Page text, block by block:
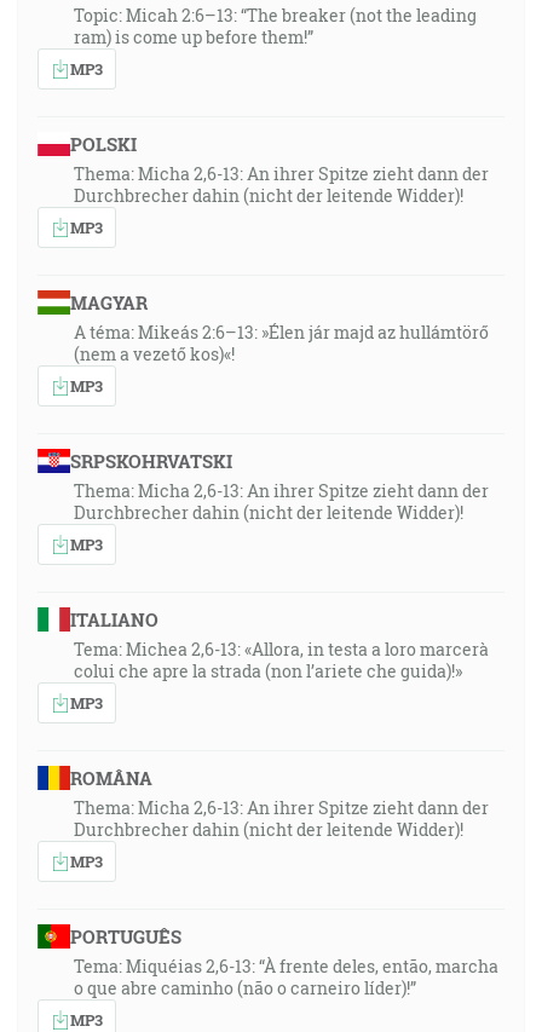
Topic: Micah 2:6–13: “The breaker (not the leading
ram) is come up before them!”
MP3
POLSKI
Thema: Micha 2,6-13: An ihrer Spitze zieht dann der
Durchbrecher dahin (nicht der leitende Widder)!
MP3
MAGYAR
A téma: Mikeás 2:6–13: »Élen jár majd az hullámtörő
(nem a vezető kos)«!
MP3
SRPSKOHRVATSKI
Thema: Micha 2,6-13: An ihrer Spitze zieht dann der
Durchbrecher dahin (nicht der leitende Widder)!
MP3
ITALIANO
Tema: Michea 2,6-13: «Allora, in testa a loro marcerà
colui che apre la strada (non l’ariete che guida)!»
MP3
ROMÂNA
Thema: Micha 2,6-13: An ihrer Spitze zieht dann der
Durchbrecher dahin (nicht der leitende Widder)!
MP3
PORTUGUÊS
Tema: Miquéias 2,6-13: “À frente deles, então, marcha
o que abre caminho (não o carneiro líder)!”
MP3